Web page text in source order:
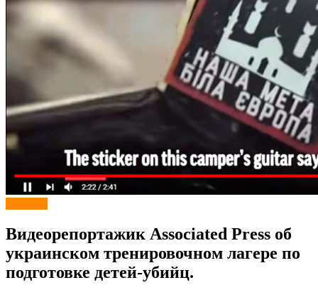
Видеорепортажик Associated Press об
украинском тренировочном лагере по
подготовке детей-убийц.